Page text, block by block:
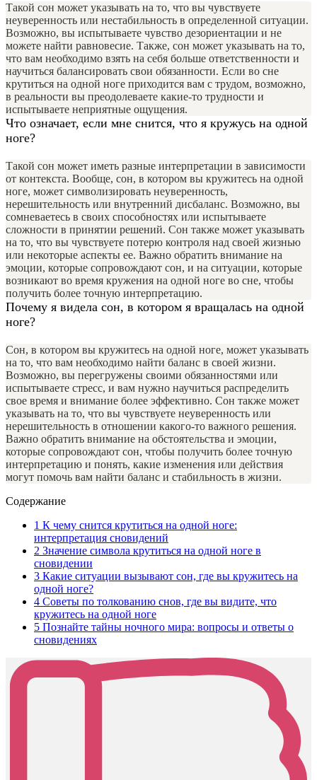
Такой сон может указывать на то, что вы чувствуете
неуверенность или нестабильность в определенной ситуации.
Возможно, вы испытываете чувство дезориентации и не
можете найти равновесие. Также, сон может указывать на то,
что вам необходимо взять на себя больше ответственности и
научиться балансировать свои обязанности. Если во сне
крутиться на одной ноге приходится вам с трудом, возможно,
в реальности вы преодолеваете какие-то трудности и
испытываете неприятные ощущения.
Что означает, если мне снится, что я кружусь на одной
ноге?
Такой сон может иметь разные интерпретации в зависимости
от контекста. Вообще, сон, в котором вы кружитесь на одной
ноге, может символизировать неуверенность,
нерешительность или внутренний дисбаланс. Возможно, вы
сомневаетесь в своих способностях или испытываете
сложности в принятии решений. Сон также может указывать
на то, что вы чувствуете потерю контроля над своей жизнью
или некоторые аспекты ее. Важно обратить внимание на
эмоции, которые сопровождают сон, и на ситуации, которые
возникают во время кружения на одной ноге во сне, чтобы
получить более точную интерпретацию.
Почему я видела сон, в котором я вращалась на одной
ноге?
Сон, в котором вы кружитесь на одной ноге, может указывать
на то, что вам необходимо найти баланс в своей жизни.
Возможно, вы перегружены своими обязанностями или
испытываете стресс, и вам нужно научиться распределить
свое время и внимание более эффективно. Сон также может
указывать на то, что вы чувствуете неуверенность или
нерешительность в отношении какого-то важного решения.
Важно обратить внимание на обстоятельства и эмоции,
которые сопровождают сон, чтобы получить более точную
интерпретацию и понять, какие изменения или действия
могут помочь вам найти баланс и стабильность в жизни.
Содержание
1 К чему снится крутиться на одной ноге:
интерпретация сновидений
2 Значение символа крутиться на одной ноге в
сновидении
3 Какие ситуации вызывают сон, где вы кружитесь на
одной ноге?
4 Советы по толкованию снов, где вы видите, что
кружитесь на одной ноге
5 Познайте тайны ночного мира: вопросы и ответы о
сновидениях